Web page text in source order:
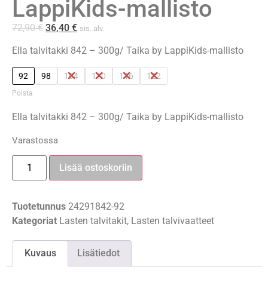
LappiKids-mallisto
72,90€ 36,40 € sis. alv.
Ella talvitakki 842 – 300g/ Taika by LappiKids-mallisto
92 98 104 110 116 122
Poista
Ella talvitakki 842 – 300g/ Taika by LappiKids-mallisto
Varastossa
Lisää ostoskoriin
Tuotetunnus 24291842-92
Kategoriat Lasten talvitakit, Lasten talvivaatteet
Kuvaus Lisätiedot